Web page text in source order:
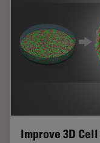
Improve 3D